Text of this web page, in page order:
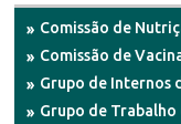
Comissão de
Comissão de
Grupo de Internos
Grupo de